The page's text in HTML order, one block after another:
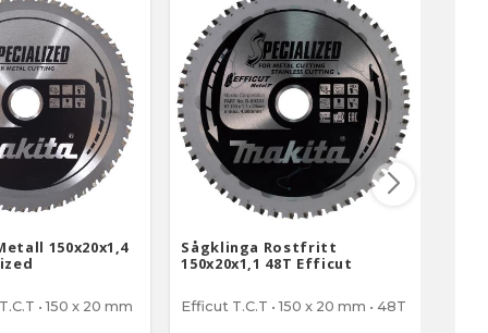
150x20x1,4
• 150 x 20 mm
Sågklinga Rostfritt
150x20x1,1 48T Efficut
Efficut T.C.T • 150 x 20 mm • 48T